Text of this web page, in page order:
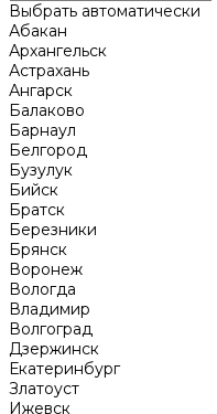
Выбрать автоматически
Абакан
Архангельск
Астрахань
Ангарск
Балаково
Барнаул
Белгород
Бузулук
Бийск
Братск
Березники
Брянск
Воронеж
Вологда
Владимир
Волгоград
Дзержинск
Екатеринбург
Златоуст
Ижевск